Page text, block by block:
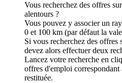
Vous recherchez des offres
alentours ?
Vous pouvez y associer un
0 et 100 km (par défaut la
Si vous recherchez des offres
devez alors effectuer deux
Lancez votre recherche en
offres d'emploi correspondant
restituée.